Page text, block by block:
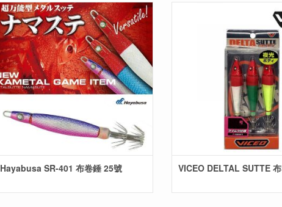
Hayabusa SR-401 布卷錘 25號 VICEO DELTAL SUTTE